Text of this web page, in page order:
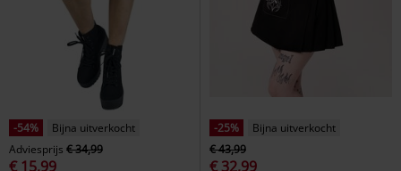
-54%
Bijna uitverkocht
Adviesprijs € 34,99
€ 15,99
-25%
Bijna uitverkocht
€ 43,99
€ 32,99